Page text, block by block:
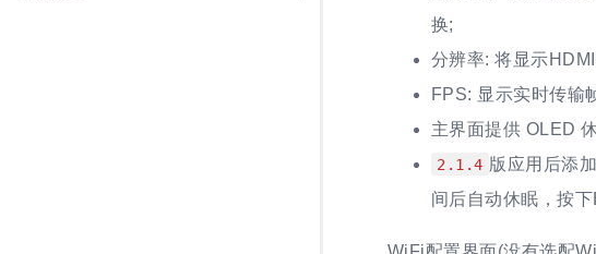
换;
分辨率: 将显示
FPS: 显示实时传输
主界面提供 OLED
2.1.4 版应用后添
间后自动休眠，按